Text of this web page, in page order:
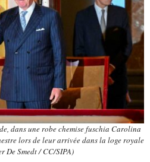
dans une robe chemise fuschia Carolina
lors de leur arrivée dans la loge royale
De Smedt / CC/SIPA)